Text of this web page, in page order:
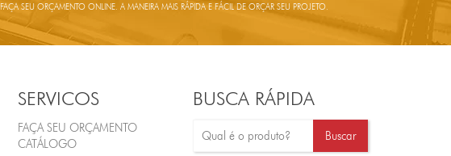
FAÇA SEU ORÇAMENTO ONLINE. A MANEIRA MAIS RÁPIDA E FÁCIL DE ORÇAR SEU PROJETO.
SERVICOS
FAÇA SEU ORÇAMENTO
CATÁLOGO
BUSCA RÁPIDA